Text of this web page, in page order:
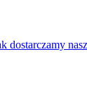
dostarczamy